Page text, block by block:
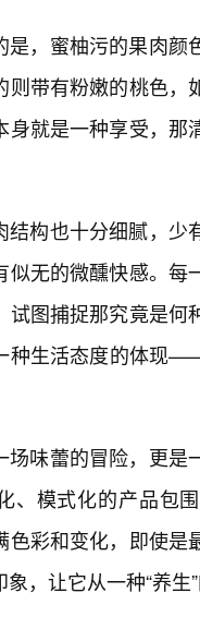
是，蜜柚污的果肉
则带有粉嫩的桃色
身就是一种享受，
结构也十分细腻，
似无的微醺快感。
试图捕捉那究竟是
种生活态度的体现
场味蕾的冒险，更是
、模式化的产品包
色彩和变化，即使
，让它从一种“养生